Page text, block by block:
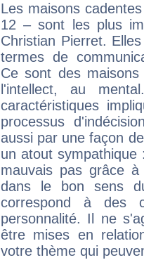
Les maisons
12 – sont les plus
Christian Pierret.
termes de
Ce sont des
l'intellect, au
caractéristiques
processus
aussi par une façon
un atout
mauvais pas grâce
dans le bon sens
correspond à des
personnalité. Il ne
être mises en
votre thème qui